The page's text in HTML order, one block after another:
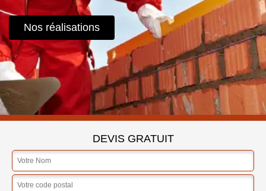
Nos réalisations
DEVIS GRATUIT